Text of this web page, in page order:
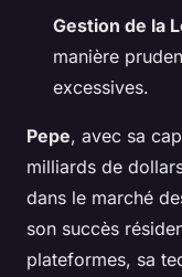
Gestion de la
manière
excessives.
Pepe, avec sa
milliards de
dans le marché
son succès
plateformes, sa